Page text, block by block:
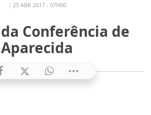
25 ABR 2017 - 07H00
Conferência de
Aparecida